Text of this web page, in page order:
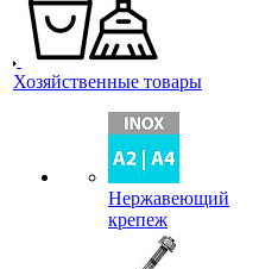
Хозяйственные товары
Нержавеющий
крепеж